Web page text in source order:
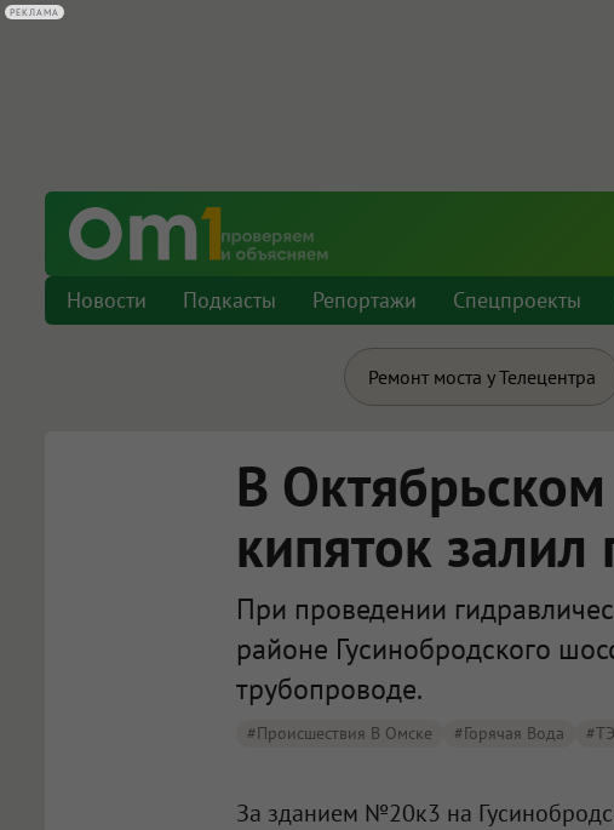
Новости Подкасты Репортажи Спецпроекты
Ремонт моста у Телецентра
В
кипяток залил
При проведении
районе Гусинобродского
трубопроводе.
#Происшествия В Омске #горячая Вода
За зданием №20к3 на
РЕКЛАМА